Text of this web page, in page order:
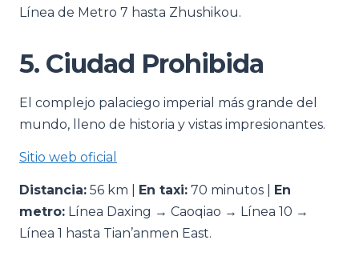
Línea de Metro 7 hasta Zhushikou.
5. Ciudad Prohibida
El complejo palaciego imperial más grande del
mundo, lleno de historia y vistas impresionantes.
Sitio web oficial
Distancia: 56 km | En taxi: 70 minutos | En
metro: Línea Daxing → Caoqiao → Línea 10 →
Línea 1 hasta Tian’anmen East.